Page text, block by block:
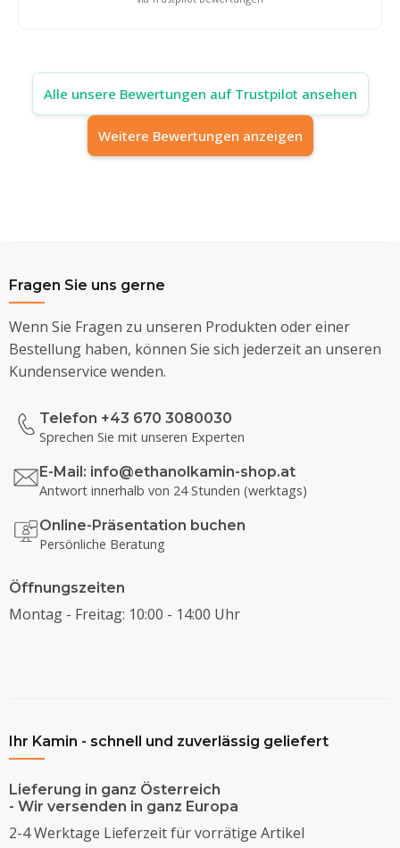
Alle unsere Bewertungen auf Trustpilot ansehen
Weitere Bewertungen anzeigen
Fragen Sie uns gerne
Wenn Sie Fragen zu unseren Produkten oder einer
Bestellung haben, können Sie sich jederzeit an unseren
Kundenservice wenden.
Telefon +43 670 3080030
Sprechen Sie mit unseren Experten
E-Mail: info@ethanolkamin-shop.at
Antwort innerhalb von 24 Stunden (werktags)
Online-Präsentation buchen
Persönliche Beratung
Öffnungszeiten
Montag - Freitag: 10:00 - 14:00 Uhr
Ihr Kamin - schnell und zuverlässig geliefert
Lieferung in ganz Österreich
- Wir versenden in ganz Europa
2-4 Werktage Lieferzeit für vorrätige Artikel